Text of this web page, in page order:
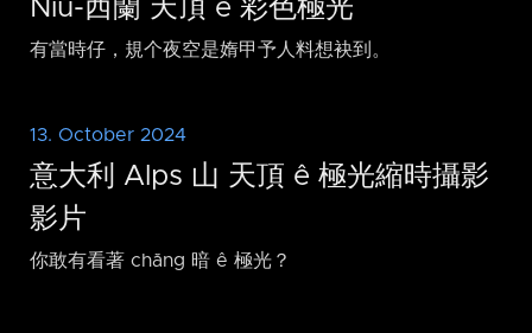
Niú-西蘭 天頂 ê 彩色極光
有當時仔，規个夜空是媠甲予人料想袂到。
13. October 2024
意大利 Alps 山 天頂 ê 極光縮時攝影
影片
你敢有看著 chăng 暗 ê 極光？